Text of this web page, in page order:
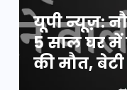
यूपी न्यूज़:
5 साल घर में
की मौत,